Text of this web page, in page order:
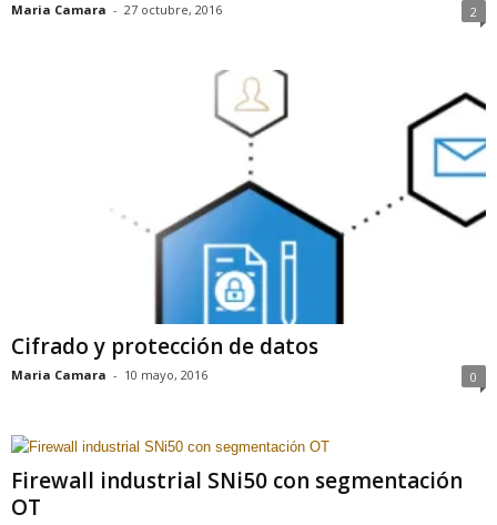
Maria Camara - 27 octubre, 2016 2
Cifrado y protección de datos
Maria Camara - 10 mayo, 2016 0
Firewall industrial SNi50 con segmentación
OT